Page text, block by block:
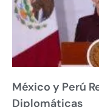
México y Perú
Diplomáticas